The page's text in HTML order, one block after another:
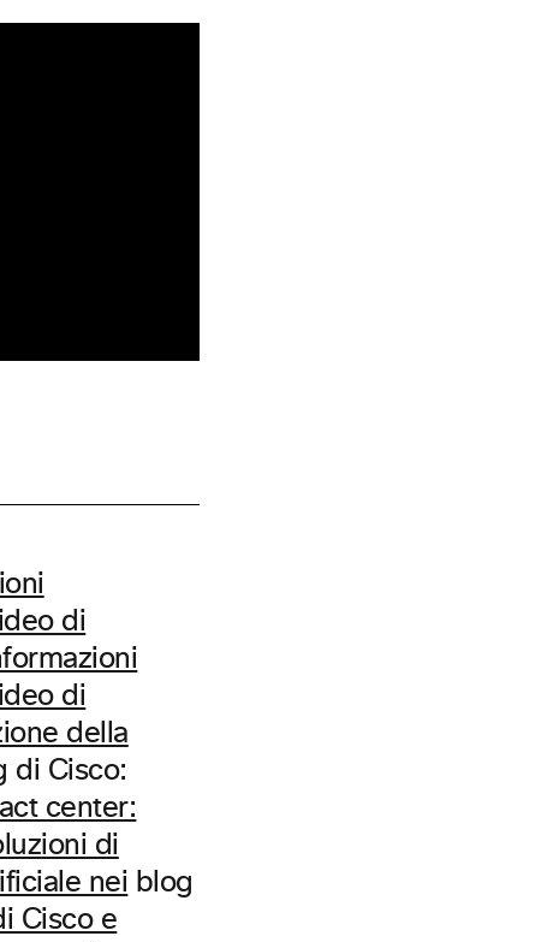
di
di
della
di Cisco:
center:
di
nei blog
Cisco e